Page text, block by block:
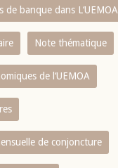
banque dans L‘UEMOA
Note thématique
de l‘UEMOA
de conjoncture